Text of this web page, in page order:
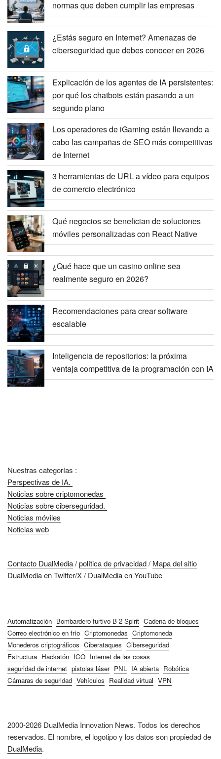
normas que deben cumplir las empresas
¿Estás seguro en Internet? Amenazas de
ciberseguridad que debes conocer en 2026
Explicación de los agentes de IA persistentes:
por qué los chatbots están pasando a un
segundo plano
Los operadores de iGaming están llevando a
cabo las campañas de SEO más competitivas
de Internet
3 herramientas de URL a vídeo para equipos
de comercio electrónico
Qué negocios se benefician de soluciones
móviles personalizadas con React Native
¿Qué hace que un casino online sea
realmente seguro en 2026?
Recomendaciones para crear software
escalable
Inteligencia de repositorios: la próxima
ventaja competitiva de la programación con IA
Nuestras categorías :
Perspectivas de IA.
Noticias sobre criptomonedas
Noticias sobre ciberseguridad.
Noticias móviles
Noticias web
Contacto DualMedia/política de privacidad/ Mapa del sitio
DualMedia en Twitter/X/ DualMedia en YouTube
Automatización Bombardero furtivo B-2 Spirit Cadena de bloques
Correo electrónico en frío Criptomonedas Criptomoneda
Monederos criptográficos Ciberataques Ciberseguridad
Estructura Hackatón ICO Internet de las cosas
seguridad de internet pistolas láser PNL IA abierta Robótica
Cámaras de seguridad Vehículos Realidad virtual VPN
2000-2026 DualMedia Innovation News. Todos los derechos
reservados. El nombre, el logotipo y los datos son propiedad de
DualMedia.